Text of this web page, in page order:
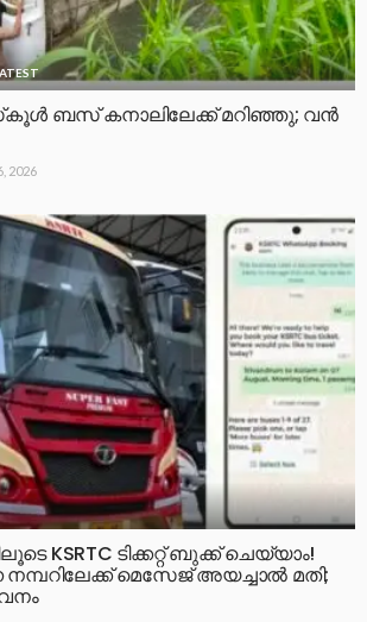
ബസ് കനാലിലേക്ക് മറിഞ്ഞു; വൻ
2026
KSRTC ടിക്കറ്റ് ബുക്ക് ചെയ്യാം!
നമ്പറിലേക്ക് മെസേജ് അയച്ചാൽ മതി;